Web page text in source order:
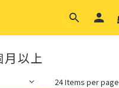
以上
24 Items per page